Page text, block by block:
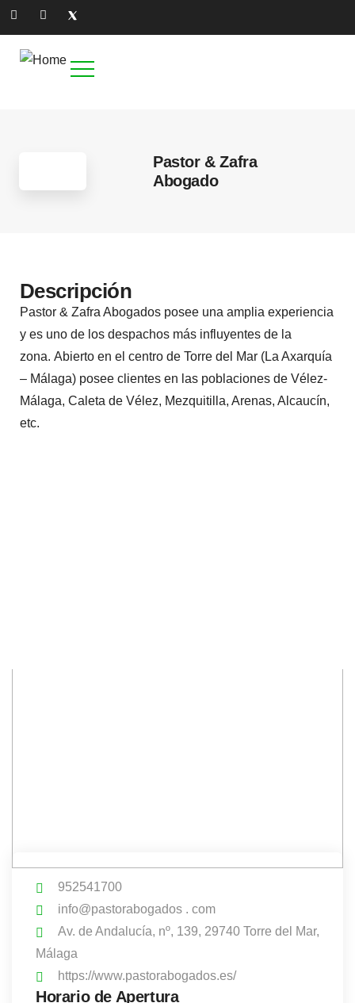
Pastor & Zafra
Abogado
Descripción
Pastor & Zafra Abogados posee una amplia experiencia
y es uno de los despachos más influyentes de la
zona. Abierto en el centro de Torre del Mar (La Axarquía
– Málaga) posee clientes en las poblaciones de Vélez-
Málaga, Caleta de Vélez, Mezquitilla, Arenas, Alcaucín,
etc.
952541700
info@pastorabogados . com
Av. de Andalucía, nº, 139, 29740 Torre del Mar,
Málaga
https://www.pastorabogados.es/
Horario de Apertura